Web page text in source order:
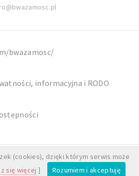
bwazamosc/
informacyjna i RODO
Zamojska. All rights reserved.
(cookies), dzięki którym serwis może
się więcej ] Rozumiem i akceptuję